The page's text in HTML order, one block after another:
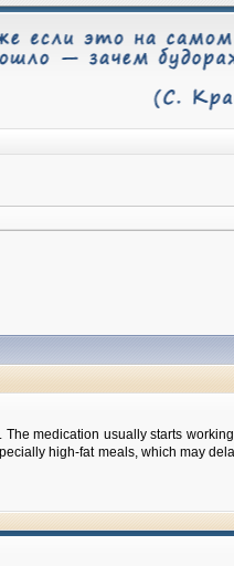
medication usually starts
high-fat meals, which may